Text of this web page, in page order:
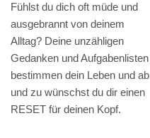
Fühlst du dich oft müde und
ausgebrannt von deinem
Alltag? Deine unzähligen
Gedanken und Aufgabenlisten
bestimmen dein Leben und ab
und zu wünschst du dir einen
RESET für deinen Kopf.